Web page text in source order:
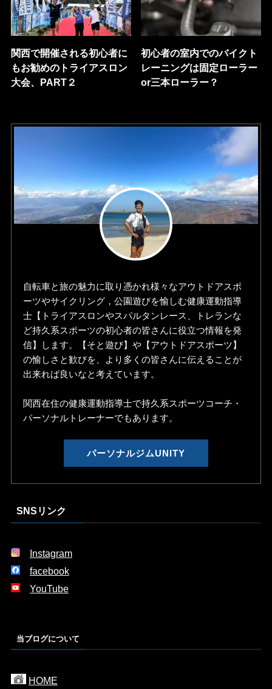
関西で開催される初心者に
もお勧めのトライアスロン
大会、PART２
初心者の室内でのバイクト
レーニングは固定ローラー
or三本ローラー？
自転車と旅の魅力に取り憑かれ様々なアウトドアスポ
ーツやサイクリング，公園遊びを愉しむ健康運動指導
士【トライアスロンやスパルタンレース、トレランな
ど持久系スポーツの初心者の皆さんに役立つ情報を発
信】します。【そと遊び】や【アウトドアスポーツ】
の愉しさと歓びを、より多くの皆さんに伝えることが
出来れば良いなと考えています。
関西在住の健康運動指導士で持久系スポーツコーチ・
パーソナルトレーナーでもあります。
パーソナルジムUNITY
SNSリンク
Instagram
facebook
YouTube
当ブログについて
HOME